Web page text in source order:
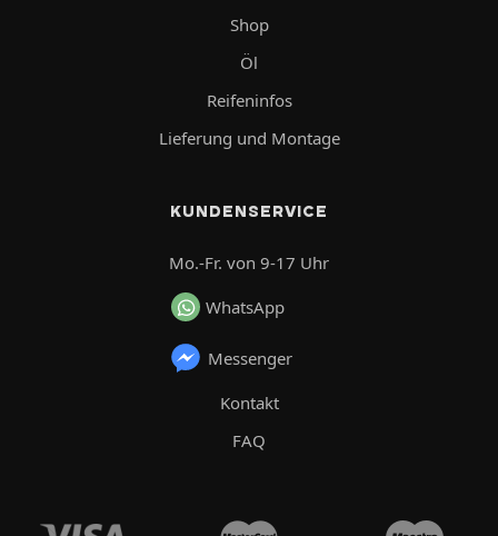
Shop
Öl
Reifeninfos
Lieferung und Montage
KUNDENSERVICE
Mo.-Fr. von 9-17 Uhr
WhatsApp
Messenger
Kontakt
FAQ